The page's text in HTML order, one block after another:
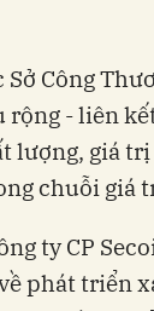
Công
- liên
lượng, giá
chuỗi giá
ty CP
phát triển